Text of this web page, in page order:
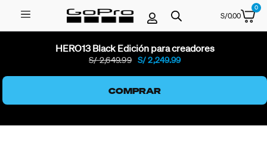
S/0.00
0
HERO13 Black Edición para creadores
S/ 2,649.99 S/ 2,249.99
COMPRAR